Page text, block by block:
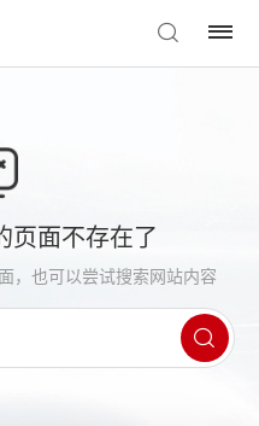
页面不存在了
，也可以尝试搜索网站内容